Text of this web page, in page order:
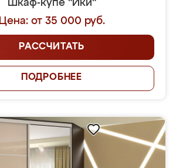
Шкаф-купе "Ики"
Цена: от 35 000 руб.
РАССЧИТАТЬ
ПОДРОБНЕЕ